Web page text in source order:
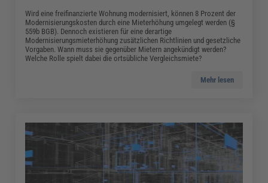
Wird eine freifinanzierte Wohnung modernisiert, können 8 Prozent der
Modernisierungskosten durch eine Mieterhöhung umgelegt werden (§
559b BGB). Dennoch existieren für eine derartige
Modernisierungsmieterhöhung zusätzlichen Richtlinien und gesetzliche
Vorgaben. Wann muss sie gegenüber Mietern angekündigt werden?
Welche Rolle spielt dabei die ortsübliche Vergleichsmiete?
Mehr lesen